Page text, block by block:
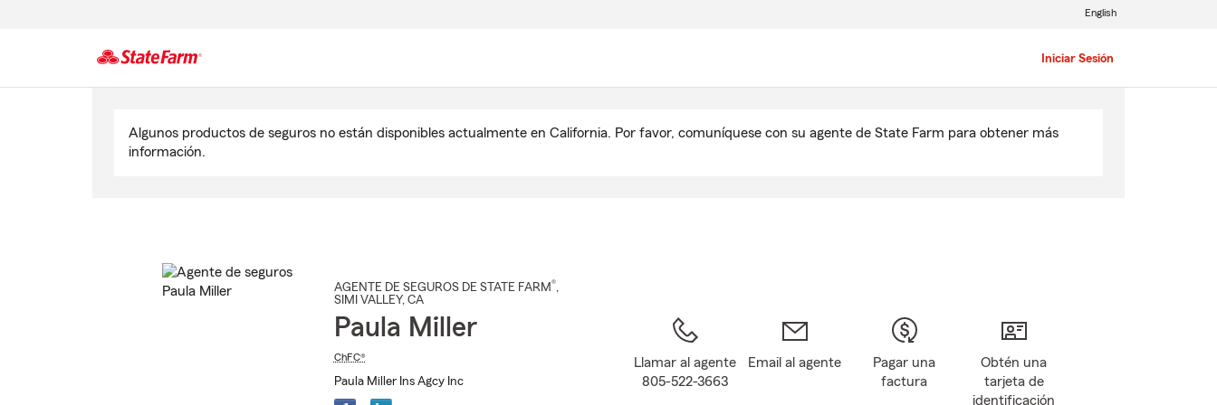
Iniciar Sesión
English
Algunos productos de seguros no están disponibles actualmente en California. Por favor, comuníquese con su agente de State Farm para obtener más
información.
AGENTE DE SEGUROS DE STATE FARM®,
SIMI VALLEY, CA
Paula Miller
ChFC®
Paula Miller Ins Agcy Inc
Llamar al agente
805-522-3663
Email al agente
Pagar una
factura
Obtén una
tarjeta de
identificación